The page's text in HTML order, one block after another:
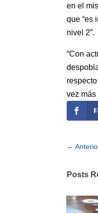
en el
que “es
nivel 2”.
“Con
vez más
←
Posts